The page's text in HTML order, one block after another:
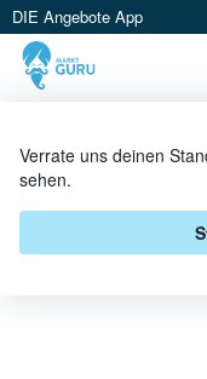
DIE Angebote App
Verrate uns deinen
sehen.
LAMBERTI
ANGEBOTE